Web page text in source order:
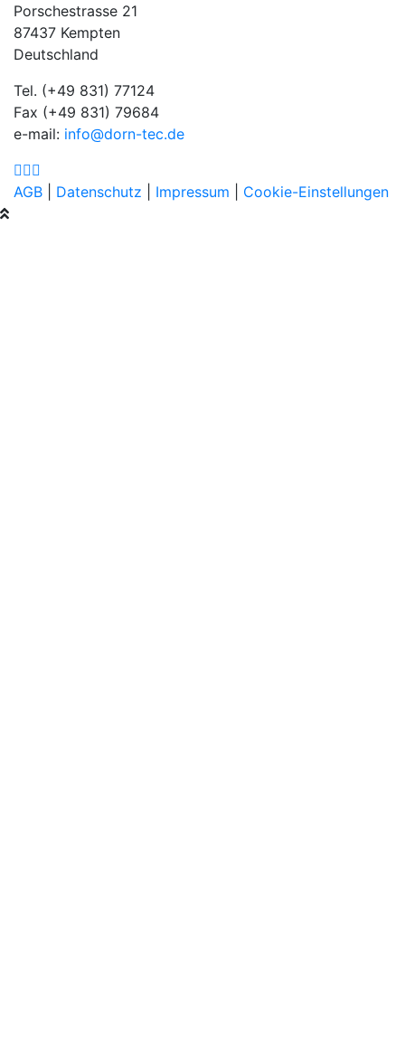
Porschestrasse 21
87437 Kempten
Deutschland
Tel. (+49 831) 77124
Fax (+49 831) 79684
e-mail: info@dorn-tec.de
AGB Datenschutz Impressum Cookie-Einstellungen